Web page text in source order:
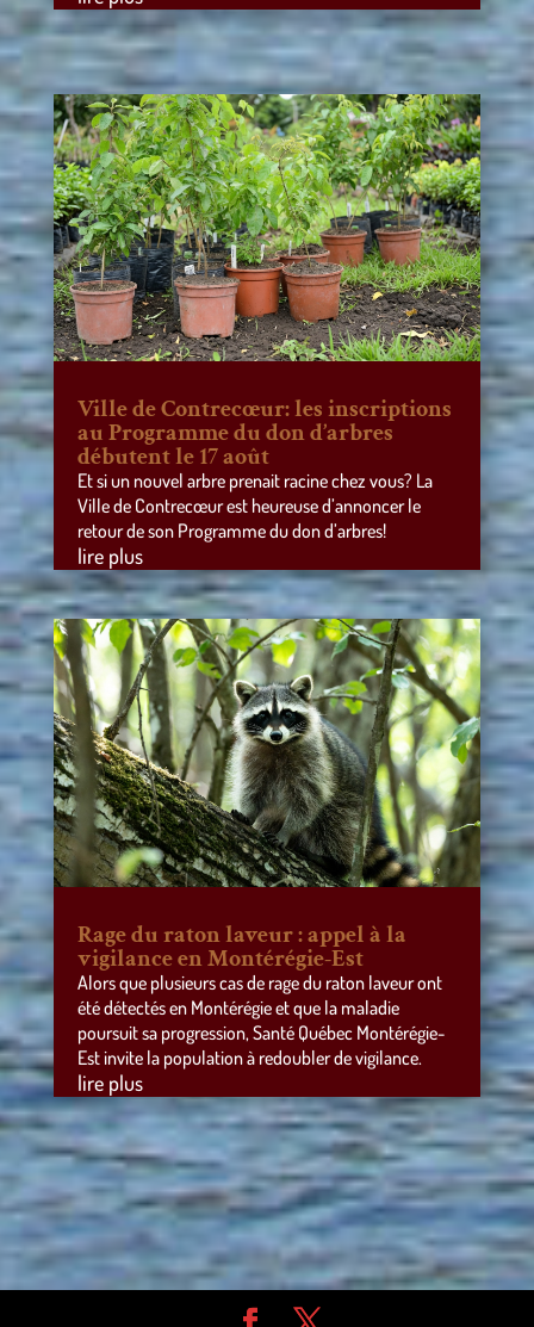
Ville de Contrecœur: les inscriptions
au Programme du don d’arbres
débutent le 17 août
Et si un nouvel arbre prenait racine chez vous? La
Ville de Contrecœur est heureuse d’annoncer le
retour de son Programme du don d’arbres!
lire plus
Rage du raton laveur : appel à la
vigilance en Montérégie-Est
Alors que plusieurs cas de rage du raton laveur ont
été détectés en Montérégie et que la maladie
poursuit sa progression, Santé Québec Montérégie-
Est invite la population à redoubler de vigilance.
lire plus